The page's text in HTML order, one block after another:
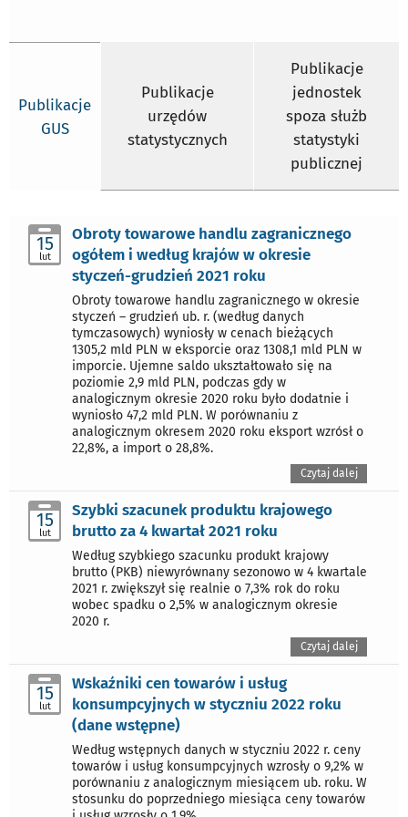
Publikacje
GUS
Publikacje
urzędów
statystycznych
Publikacje
jednostek
spoza służb
statystyki
publicznej
15
lut
Obroty towarowe handlu zagranicznego
ogółem i według krajów w okresie
styczeń-grudzień 2021 roku
Obroty towarowe handlu zagranicznego w okresie
styczeń – grudzień ub. r. (według danych
tymczasowych) wyniosły w cenach bieżących
1305,2 mld PLN w eksporcie oraz 1308,1 mld PLN w
imporcie. Ujemne saldo ukształtowało się na
poziomie 2,9 mld PLN, podczas gdy w
analogicznym okresie 2020 roku było dodatnie i
wyniosło 47,2 mld PLN. W porównaniu z
analogicznym okresem 2020 roku eksport wzrósł o
22,8%, a import o 28,8%.
Czytaj dalej
15
lut
Szybki szacunek produktu krajowego
brutto za 4 kwartał 2021 roku
Według szybkiego szacunku produkt krajowy
brutto (PKB) niewyrównany sezonowo w 4 kwartale
2021 r. zwiększył się realnie o 7,3% rok do roku
wobec spadku o 2,5% w analogicznym okresie
2020 r.
Czytaj dalej
15
lut
Wskaźniki cen towarów i usług
konsumpcyjnych w styczniu 2022 roku
(dane wstępne)
Według wstępnych danych w styczniu 2022 r. ceny
towarów i usług konsumpcyjnych wzrosły o 9,2% w
porównaniu z analogicznym miesiącem ub. roku. W
stosunku do poprzedniego miesiąca ceny towarów